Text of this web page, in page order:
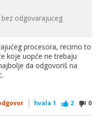
odgovarajuceg
procesora, recimo to
koje uopće ne trebaju
da odgovoriš na
hvala 1 2 0